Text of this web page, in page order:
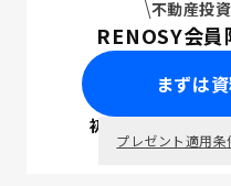
不動産投
RENOSY会員
まずは
初回面談で
プレゼント適用条